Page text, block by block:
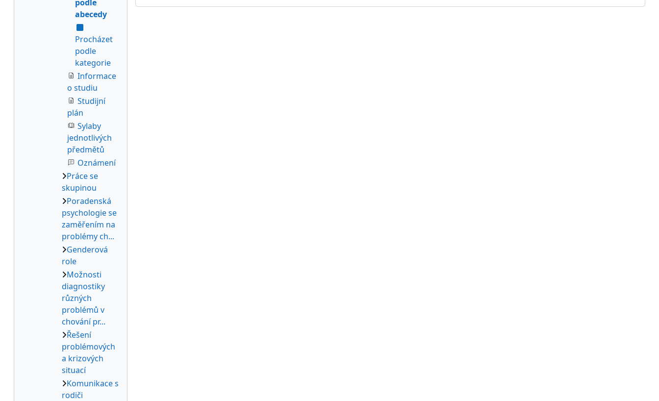
podle
abecedy
Procházet
podle
kategorie
Informace
o studiu
Studijní
plán
Sylaby
jednotlivých
předmětů
Oznámení
Práce se
skupinou
Poradenská
psychologie se
zaměřením na
problémy ch...
Genderová
role
Možnosti
diagnostiky
různých
problémů v
chování pr...
Řešení
problémových
a krizových
situací
Komunikace s
rodiči